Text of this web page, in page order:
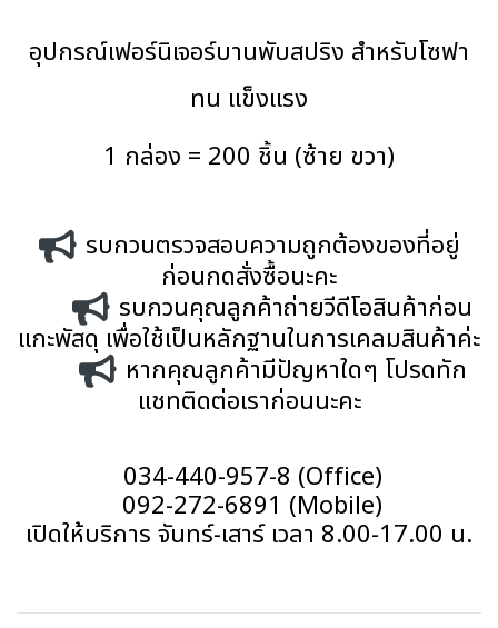
อุปกรณ์เฟอร์นิเจอร์บานพับสปริง สำหรับโซฟา
ทน แข็งแรง
1 กล่อง = 200 ชิ้น (ซ้าย ขวา)
รบกวนตรวจสอบความถูกต้องของที่อยู่
ก่อนกดสั่งซื้อนะคะ
รบกวนคุณลูกค้าถ่ายวีดีโอสินค้าก่อน
แกะพัสดุ เพื่อใช้เป็นหลักฐานในการเคลมสินค้าค่ะ
หากคุณลูกค้ามีปัญหาใดๆ โปรดทัก
แชทติดต่อเราก่อนนะคะ
034-440-957-8 (Office)
092-272-6891 (Mobile)
เปิดให้บริการ จันทร์-เสาร์ เวลา 8.00-17.00 น.